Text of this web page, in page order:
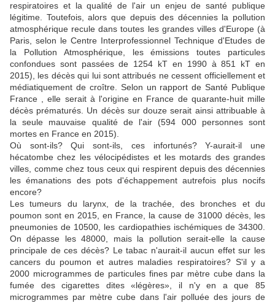
respiratoires et la qualité de l'air un enjeu de santé publique
légitime. Toutefois, alors que depuis des décennies la pollution
atmosphérique recule dans toutes les grandes villes d'Europe (à
Paris, selon le Centre Interprofessionnel Technique d'Etudes de
la Pollution Atmosphérique, les émissions toutes particules
confondues sont passées de 1254 kT en 1990 à 851 kT en
2015), les décès qui lui sont attribués ne cessent officiellement et
médiatiquement de croître. Selon un rapport de Santé Publique
France , elle serait à l'origine en France de quarante-huit mille
décès prématurés. Un décès sur douze serait ainsi attribuable à
la seule mauvaise qualité de l'air (594 000 personnes sont
mortes en France en 2015).
Où sont-ils? Qui sont-ils, ces infortunés? Y-aurait-il une
hécatombe chez les vélocipédistes et les motards des grandes
villes, comme chez tous ceux qui respirent depuis des décennies
les émanations des pots d'échappement autrefois plus nocifs
encore?
Les tumeurs du larynx, de la trachée, des bronches et du
poumon sont en 2015, en France, la cause de 31000 décès, les
pneumonies de 10500, les cardiopathies ischémiques de 34300.
On dépasse les 48000, mais la pollution serait-elle la cause
principale de ces décès? Le tabac n'aurait-il aucun effet sur les
cancers du poumon et autres maladies respiratoires? S'il y a
2000 microgrammes de particules fines par mètre cube dans la
fumée des cigarettes dites «légères», il n'y en a que 85
microgrammes par mètre cube dans l'air polluée des jours de